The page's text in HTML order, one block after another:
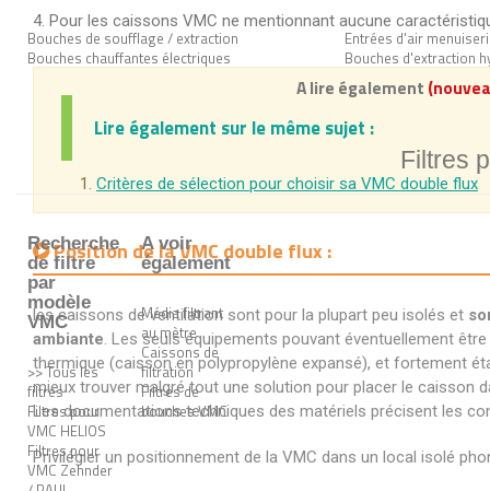
Bouches de soufflage / extraction
Bouches chauffantes électriques
Entrées d'air
Bouches d'extraction
A lire également
Filtres
Recherche
de filtre
par
modèle
VMC
>> Tous les
filtres
Filtres pour
VMC HELIOS
Filtres pour
VMC Zehnder
A voir
également
Média filtrant
au mètre
Caissons de
filtration
Filtres de
bouches VMC
Pour les caissons VMC ne mentionnant aucune
Lire également sur le même sujet :
Critères de sélection pour choisir sa VMC double flux
Position de la VMC double flux :
les caissons de ventilation sont pour la plupart peu isolés et
ambiante. Les seuls équipements pouvant éventuellement
thermique (caisson en polypropylène expansé), et fortement
mieux trouver malgré tout une solution pour placer le caisson
Les documentations techniques des matériels précisent les
Privilégier un positionnement de la VMC dans un local isolé